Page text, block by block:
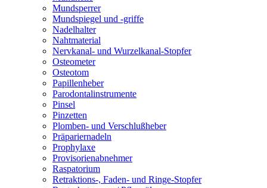
Mundsperrer
Mundspiegel und -griffe
Nadelhalter
Nahtmaterial
Nervkanal- und Wurzelkanal-Stopfer
Osteometer
Osteotom
Papillenheber
Parodontalinstrumente
Pinsel
Pinzetten
Plomben- und Verschlußheber
Präpariernadeln
Prophylaxe
Provisorienabnehmer
Raspatorium
Retraktions-, Faden- und Ringe-Stopfer